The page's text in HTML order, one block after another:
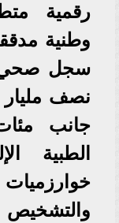
رقمية
سجل صحي
نصف
جانب
الطبية
والتشخيص